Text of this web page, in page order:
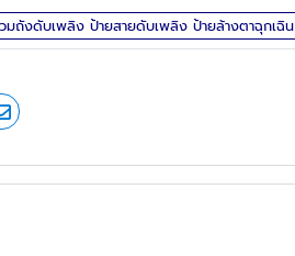
มถังดับเพลิง ป้ายสายดับเพลิง ป้ายล้างตาฉุกเฉิน